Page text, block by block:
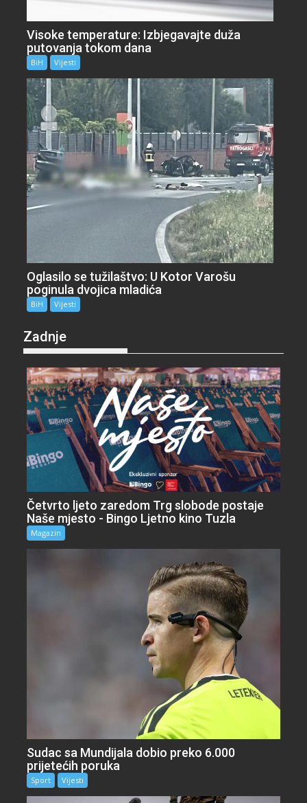
Visoke temperature: Izbjegavajte duža
putovanja tokom dana
BiH Vijesti
Oglasilo se tužilaštvo: U Kotor Varošu
poginula dvojica mladića
BiH Vijesti
Zadnje
Četvrto ljeto zaredom Trg slobode postaje
Naše mjesto - Bingo Ljetno kino Tuzla
Magazin
Sudac sa Mundijala dobio preko 6.000
prijetećih poruka
Sport Vijesti